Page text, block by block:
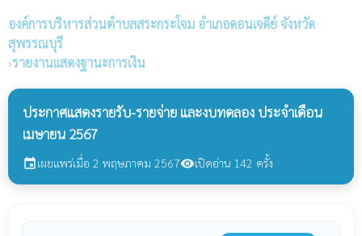
องค์การบริหารส่วนตำบลสระกระโจม อำเภอดอนเจดีย์ จังหวัด
สุพรรณบุรี
›รายงานแสดงฐานะการเงิน
ประกาศแสดงรายรับ-รายจ่าย และงบทดลอง ประจำเดือน
เมษายน 2567
eventเผยแพร่เมื่อ 2 พฤษภาคม 2567visibilityเปิดอ่าน 142 ครั้ง